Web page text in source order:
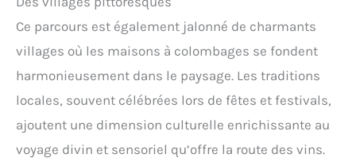
Ce parcours est également jalonné de charmants
villages où les maisons à colombages se fondent
harmonieusement dans le paysage. Les traditions
locales, souvent célébrées lors de fêtes et festivals,
ajoutent une dimension culturelle enrichissante au
voyage divin et sensoriel qu’offre la route des vins.